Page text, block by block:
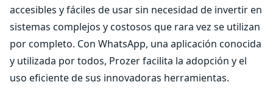
accesibles y fáciles de usar sin necesidad de invertir en
sistemas complejos y costosos que rara vez se utilizan
por completo. Con WhatsApp, una aplicación conocida
y utilizada por todos, Prozer facilita la adopción y el
uso eficiente de sus innovadoras herramientas.